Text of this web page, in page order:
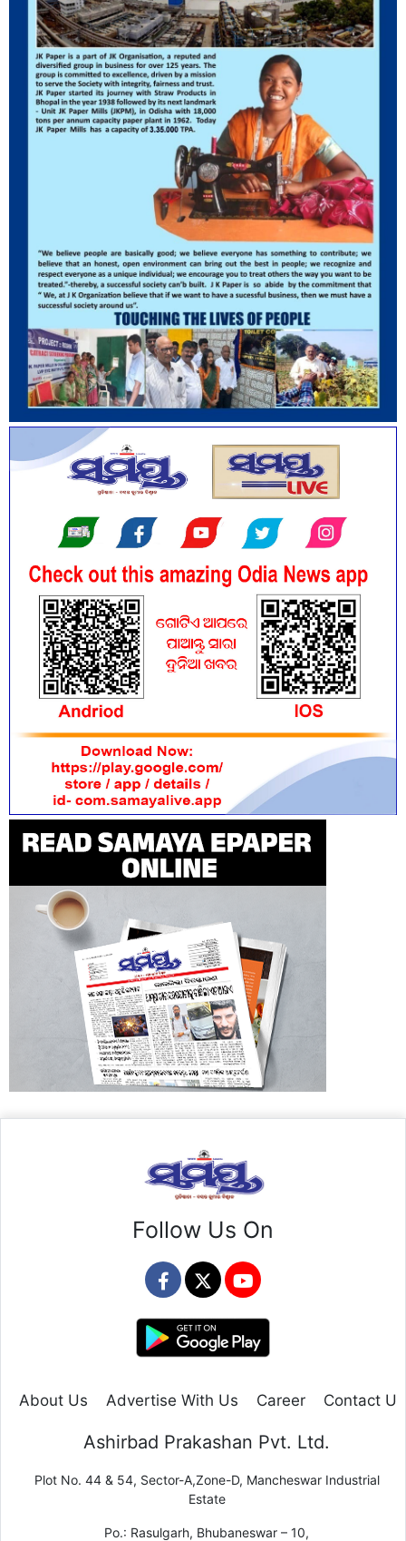
Follow Us On
About Us Advertise With Us Career Contact Us
Ashirbad Prakashan Pvt. Ltd.
Plot No. 44 & 54, Sector-A,Zone-D, Mancheswar Industrial
Estate
Po.: Rasulgarh, Bhubaneswar – 10,